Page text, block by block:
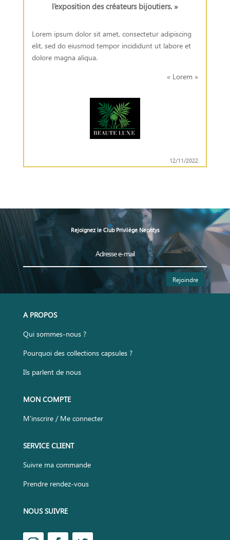
l’exposition des créateurs bijoutiers. »
Lorem ipsum dolor sit amet, consectetur adipiscing
elit, sed do eiusmod tempor incididunt ut labore et
dolore magna aliqua.
« Lorem »
12/11/2022
Rejoignez le Club Privilège Nephtys
Rejoindre
A PROPOS
Qui sommes-nous ?
Pourquoi des collections capsules ?
Ils parlent de nous
MON COMPTE
M’inscrire / Me connecter
SERVICE CLIENT
Suivre ma commande
Prendre rendez-vous
NOUS SUIVRE